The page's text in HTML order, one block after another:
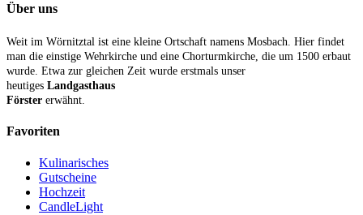
Über uns
Weit im Wörnitztal ist eine kleine Ortschaft namens Mosbach. Hier findet
man die einstige Wehrkirche und eine Chorturmkirche, die um 1500 erbaut
wurde. Etwa zur gleichen Zeit wurde erstmals unser
heutiges Landgasthaus
Förster erwähnt.
Favoriten
Kulinarisches
Gutscheine
Hochzeit
CandleLight